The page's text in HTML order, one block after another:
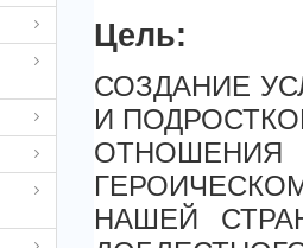
Цель:
СОЗДАНИЕ
И
НАШЕЙ